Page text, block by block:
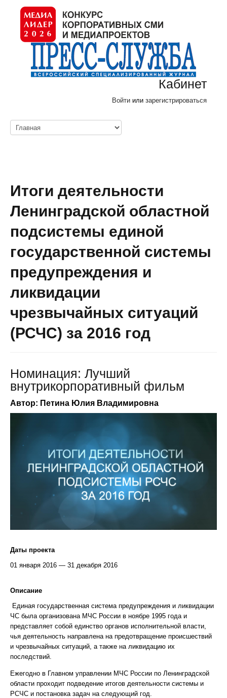
Кабинет
Войти или зарегистрироваться
Итоги деятельности
Ленинградской областной
подсистемы единой
государственной системы
предупреждения и
ликвидации
чрезвычайных ситуаций
(РСЧС) за 2016 год
Номинация: Лучший
внутрикорпоративный фильм
Автор: Петина Юлия Владимировна
Даты проекта
01 января 2016 — 31 декабря 2016
Описание
Единая государственная система предупреждения и ликвидации
ЧС была организована МЧС России в ноябре 1995 года и
представляет собой единство органов исполнительной власти,
чья деятельность направлена на предотвращение происшествий
и чрезвычайных ситуаций, а также на ликвидацию их
последствий.
Ежегодно в Главном управлении МЧС России по Ленинградской
области проходит подведение итогов деятельности системы и
РСЧС и постановка задач на следующий год.